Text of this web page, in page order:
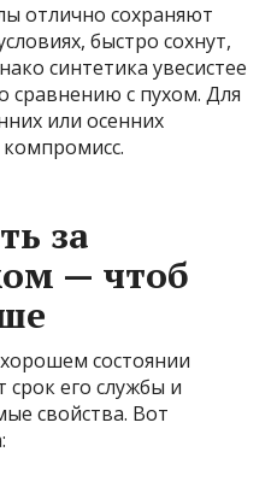
отлично сохраняют
быстро сохнут,
синтетика увесистее
сравнению с пухом. Для
или осенних
за
— чтоб
состоянии
срок его службы и
свойства. Вот